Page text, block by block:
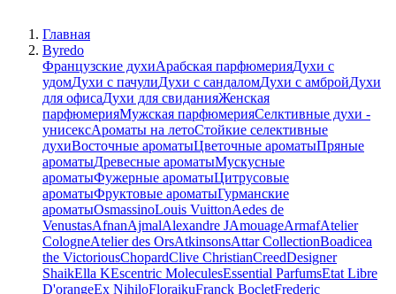
Главная
Byredo
Французские духиАрабская парфюмерияДухи с
удомДухи с пачулиДухи с сандаломДухи с амбройДухи
для офисаДухи для свиданияЖенская
парфюмерияМужская парфюмерияСелктивные духи -
унисексАроматы на летоСтойкие селективные
духиВосточные ароматыЦветочные ароматыПряные
ароматыДревесные ароматыМускусные
ароматыФужерные ароматыЦитрусовые
ароматыФруктовые ароматыГурманские
ароматыOsmassinoLouis VuittonAedes de
VenustasAfnanAjmalAlexandre JAmouageArmafAtelier
CologneAtelier des OrsAtkinsonsAttar CollectionBoadicea
the VictoriousChopardClive ChristianCreedDesigner
ShaikElla KEscentric MoleculesEssential ParfumsEtat Libre
D'orangeEx NihiloFloraikuFranck BocletFrederic